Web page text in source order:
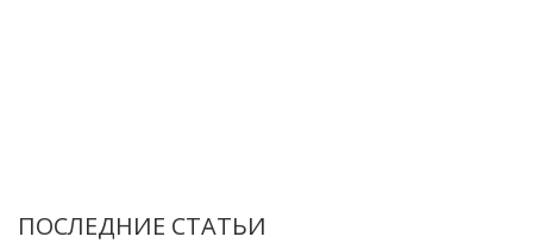
ПОСЛЕДНИЕ СТАТЬИ